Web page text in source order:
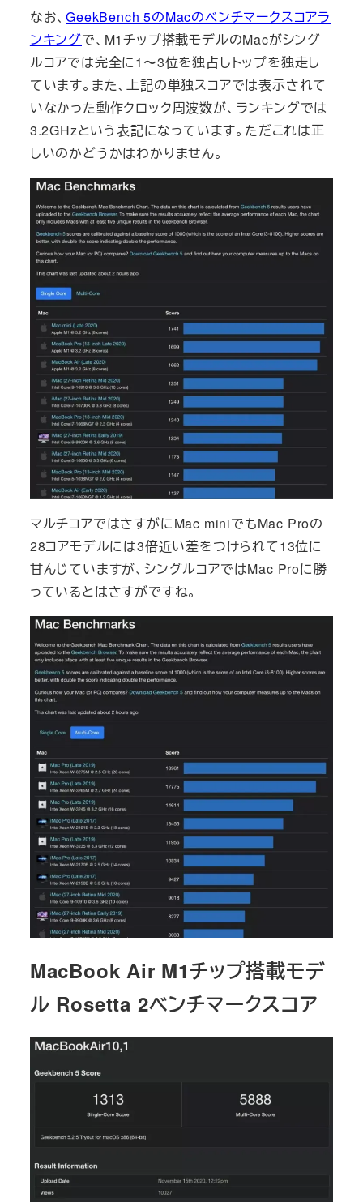
なお、GeekBench 5のMacのベンチマークスコアラ
ンキングで、M1チップ搭載モデルのMacがシング
ルコアでは完全に1〜3位を独占しトップを独走し
ています。また、上記の単独スコアでは表示されて
いなかった動作クロック周波数が、ランキングでは
3.2GHzという表記になっています。ただこれは正
しいのかどうかはわかりません。
マルチコアではさすがにMac miniでもMac Proの
28コアモデルには3倍近い差をつけられて13位に
甘んじていますが、シングルコアではMac Proに勝
っているとはさすがですね。
MacBook Air M1チップ搭載モデ
ル Rosetta 2ベンチマークスコア